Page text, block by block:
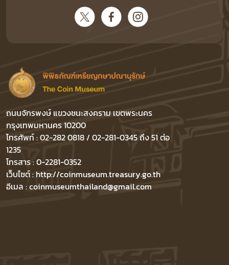
ถนนจักรพงษ์ แขวงชนะสงคราม เขตพระนคร
กรุงเทพมหานคร 10200
โทรศัพท์ : 02-282 0818 / 02-281-0345 ถึง 51 ต่อ
1235
โทรสาร : 0-2281-0352
เว็บไซต์ : http://coinmuseum.treasury.go.th
อีเมล : coinmuseumthailand@gmail.com